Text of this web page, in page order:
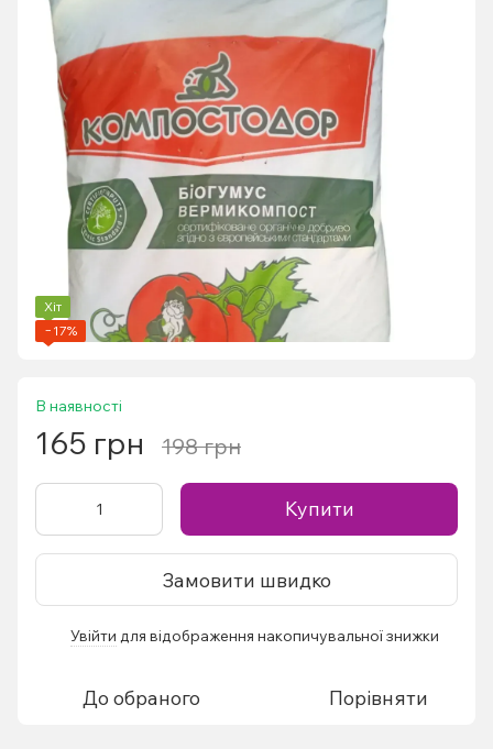
Хіт
−17%
В наявності
165 грн 198 грн
Купити
Замовити швидко
Увійти для відображення накопичувальної знижки
До обраного Порівняти